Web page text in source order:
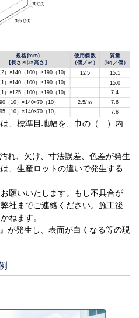
規格(mm)
【長さ×巾×高さ】
使用個数
（個／㎡）
質量
（kg／個）
）×140（100）×190（10） 12.5 15.1
）×140（100）×190（10） 15.0
）×125（100）×190（10）
7.4
（10）×140×70（10） 2.5/ｍ
7.6
（10）×140×70（10） 7.6
、標準目地幅を、巾の（ ）内
れ、欠け、寸法誤差、色差が発生
、生産ロットの違いで発生する
願いいたします。もし不具合が
社までご連絡ください。施工後
ねます。
が発生し、表面が白くなる等の現